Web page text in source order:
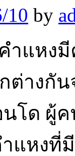
10 by
ำแหง
ต่างกั
นโด ผู้
แหงที่